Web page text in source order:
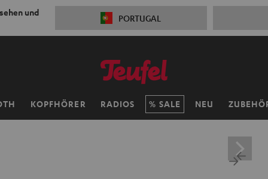
und PORTUGAL
KOPFHÖRER RADIOS SALE NEU